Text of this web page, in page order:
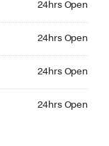
24hrs Open
24hrs Open
24hrs Open
24hrs Open